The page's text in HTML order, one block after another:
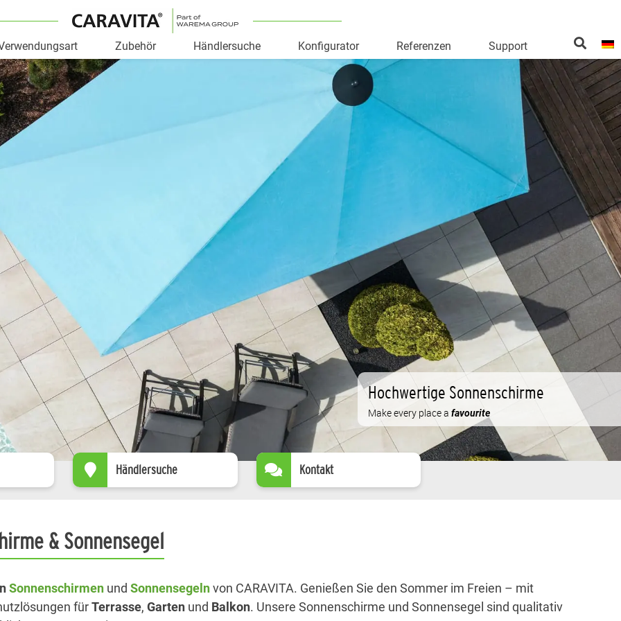
Zubehör Händlersuche Konfigurator Referenzen Support
Hochwertige Sonnenschirme
Make every place a favourite
Händlersuche Kontakt
& Sonnensegel
Sonnenschirmen undSonnensegelnvon CARAVITA. Genießen Sie den Sommer im Freien – mit
fürTerrasse,Garten und Balkon. Unsere Sonnenschirme und Sonnensegel sind qualitativ